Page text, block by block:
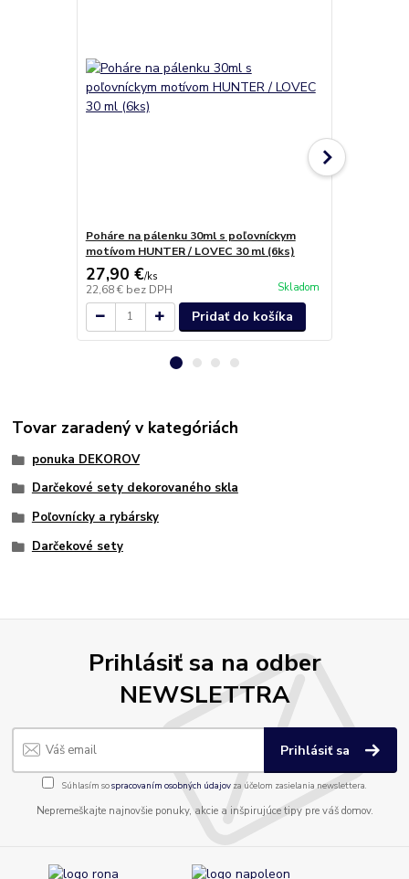
Poháre na pálenku 30ml s poľovníckym
motívom HUNTER / LOVEC 30 ml (6ks)
27,90 €/ks
22,68 € bez DPH Skladom
Pridať do košíka
Tovar zaradený v kategóriách
ponuka DEKOROV
Darčekové sety dekorovaného skla
Poľovnícky a rybársky
Darčekové sety
Prihlásiť sa na odber
NEWSLETTRA
Prihlásiť sa
Súhlasím sospracovaním osobných údajov za účelom zasielania newslettera.
Nepremeškajte najnovšie ponuky, akcie a inšpirujúce tipy pre váš domov.